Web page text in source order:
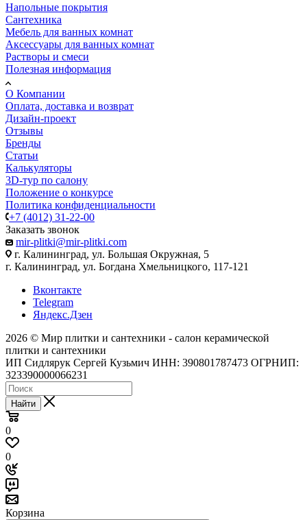
Напольные покрытия
Сантехника
Мебель для ванных комнат
Аксессуары для ванных комнат
Растворы и смеси
Полезная информация
О Компании
Оплата, доставка и возврат
Дизайн-проект
Отзывы
Бренды
Статьи
Калькуляторы
3D-тур по салону
Положение о конкурсе
Политика конфиденциальности
+7 (4012) 31-22-00
Заказать звонок
mir-plitki@mir-plitki.com
г. Калининград, ул. Большая Окружная, 5
г. Калининград, ул. Богдана Хмельницкого, 117-121
Вконтакте
Telegram
Яндекс.Дзен
2026 © Мир плитки и сантехники - салон керамической
плитки и сантехники
ИП Сидлярук Сергей Кузьмич ИНН: 390801787473 ОГРНИП:
323390000066231
Найти
0
0
Корзина